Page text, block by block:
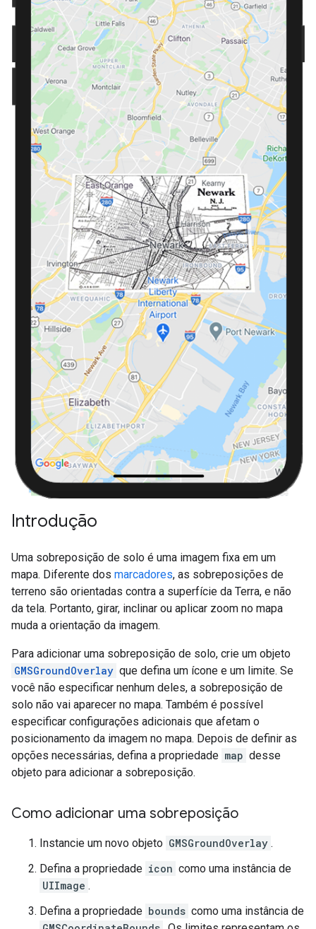
Introdução
Uma sobreposição de solo é uma imagem fixa em um
mapa. Diferente dos marcadores, as sobreposições de
terreno são orientadas contra a superfície da Terra, e não
da tela. Portanto, girar, inclinar ou aplicar zoom no mapa
muda a orientação da imagem.
Para adicionar uma sobreposição de solo, crie um objeto
GMSGroundOverlay que defina um ícone e um limite. Se
você não especificar nenhum deles, a sobreposição de
solo não vai aparecer no mapa. Também é possível
especificar configurações adicionais que afetam o
posicionamento da imagem no mapa. Depois de definir as
opções necessárias, defina a propriedade map desse
objeto para adicionar a sobreposição.
Como adicionar uma sobreposição
Instancie um novo objeto GMSGroundOverlay .
Defina a propriedade icon como uma instância de
UIImage .
Defina a propriedade bounds como uma instância de